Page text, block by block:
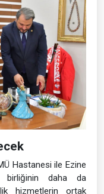
Hastanesi ile Ezine
birliğinin daha da
hizmetlerin ortak